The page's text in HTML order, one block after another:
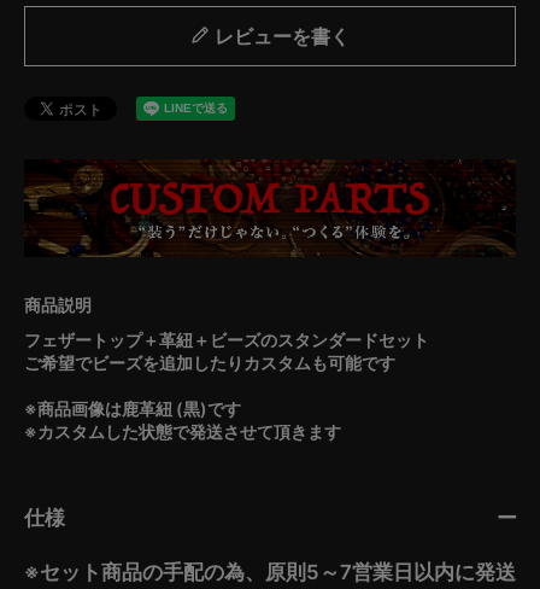
レビューを書く
フェザートップ＋革紐＋ビーズのスタンダードセット
ご希望でビーズを追加したりカスタムも可能です
※商品画像は鹿革紐 (黒)です
※カスタムした状態で発送させて頂きます
仕様
※セット商品の手配の為、原則5～7営業日以内に発送